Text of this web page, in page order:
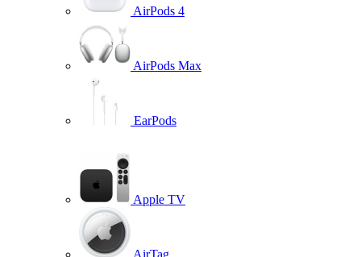
AirPods 4
AirPods Max
EarPods
Apple TV